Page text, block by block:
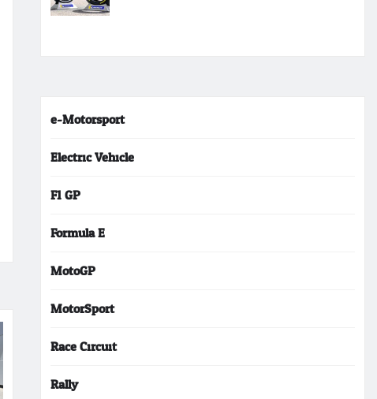
e-Motorsport
Electric Vehicle
F1 GP
Formula E
MotoGP
MotorSport
Race Circuit
Rally